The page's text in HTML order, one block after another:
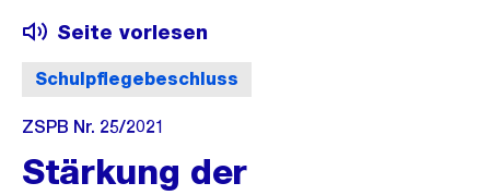
Schulpflegebeschluss
Seite vorlesen
ZSPB Nr. 25/2021
Stärkung der